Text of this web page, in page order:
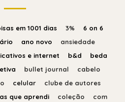
em 1001 dias 3%
6 on 6
ano novo
ansiedade
e internet b&d
beda
bullet journal
cabelo
celular
clube de autores
que aprendi coleção
com